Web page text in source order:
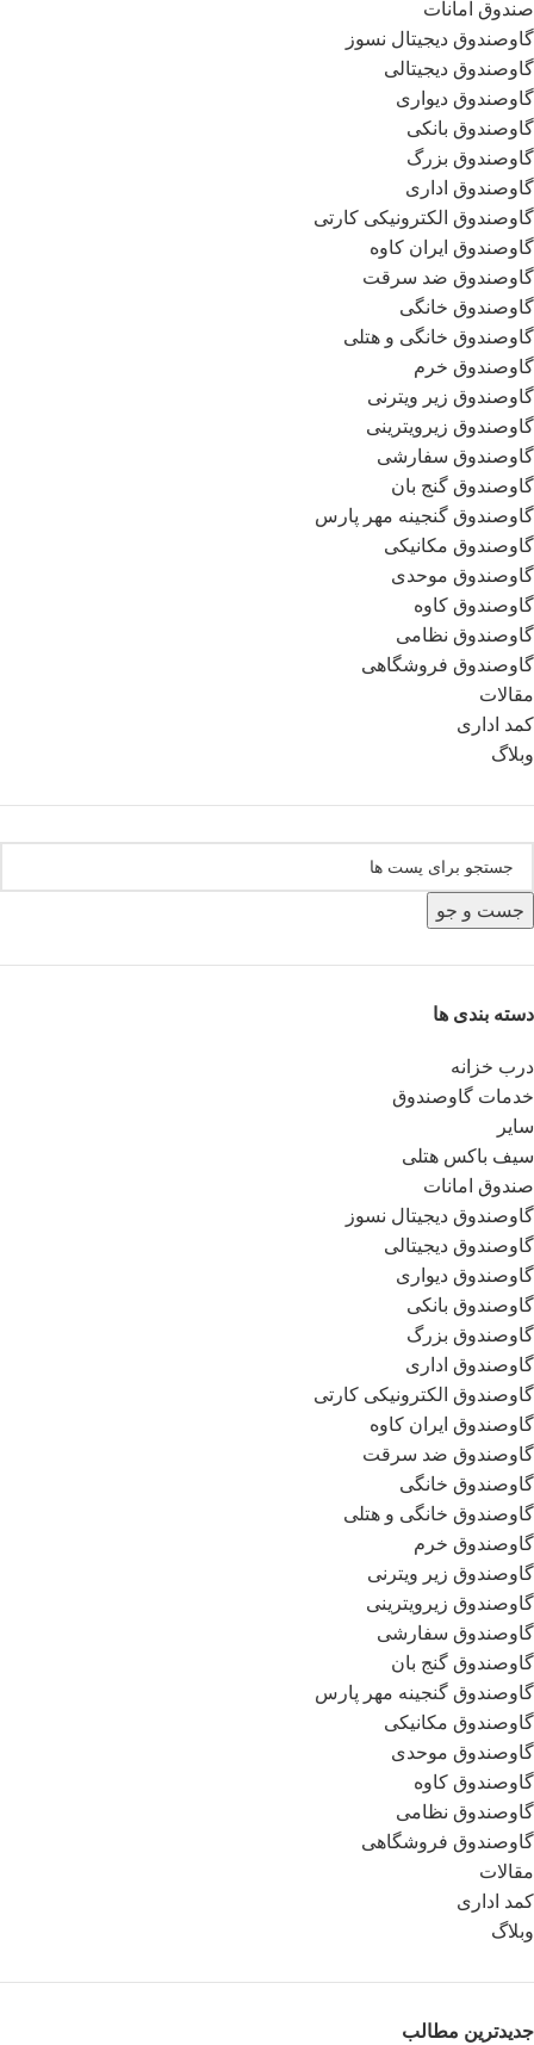
صندوق امانات
گاوصندوق دیجیتال نسوز
گاوصندوق دیجیتالی
گاوصندوق دیواری
گاوصندوق بانکی
گاوصندوق بزرگ
گاوصندوق اداری
گاوصندوق الکترونیکی کارتی
گاوصندوق ایران کاوه
گاوصندوق ضد سرقت
گاوصندوق خانگی
گاوصندوق خانگی و هتلی
گاوصندوق خرم
گاوصندوق زیر ویترنی
گاوصندوق زیرویترینی
گاوصندوق سفارشی
گاوصندوق گنج بان
گاوصندوق گنجینه مهر پارس
گاوصندوق مکانیکی
گاوصندوق موحدی
گاوصندوق کاوه
گاوصندوق نظامی
گاوصندوق فروشگاهی
مقالات
کمد اداری
وبلاگ
جست و جو
دسته بندی ها
درب خزانه
خدمات گاوصندوق
سایر
سیف باکس هتلی
صندوق امانات
گاوصندوق دیجیتال نسوز
گاوصندوق دیجیتالی
گاوصندوق دیواری
گاوصندوق بانکی
گاوصندوق بزرگ
گاوصندوق اداری
گاوصندوق الکترونیکی کارتی
گاوصندوق ایران کاوه
گاوصندوق ضد سرقت
گاوصندوق خانگی
گاوصندوق خانگی و هتلی
گاوصندوق خرم
گاوصندوق زیر ویترنی
گاوصندوق زیرویترینی
گاوصندوق سفارشی
گاوصندوق گنج بان
گاوصندوق گنجینه مهر پارس
گاوصندوق مکانیکی
گاوصندوق موحدی
گاوصندوق کاوه
گاوصندوق نظامی
گاوصندوق فروشگاهی
مقالات
کمد اداری
وبلاگ
جدیدترین مطالب